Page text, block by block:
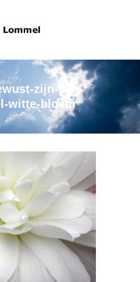
zijn-pim-
witte-bloem